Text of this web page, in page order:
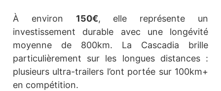
À environ 150€, elle représente un
investissement durable avec une longévité
moyenne de 800km. La Cascadia brille
particulièrement sur les longues distances :
plusieurs ultra-trailers l’ont portée sur 100km+
en compétition.